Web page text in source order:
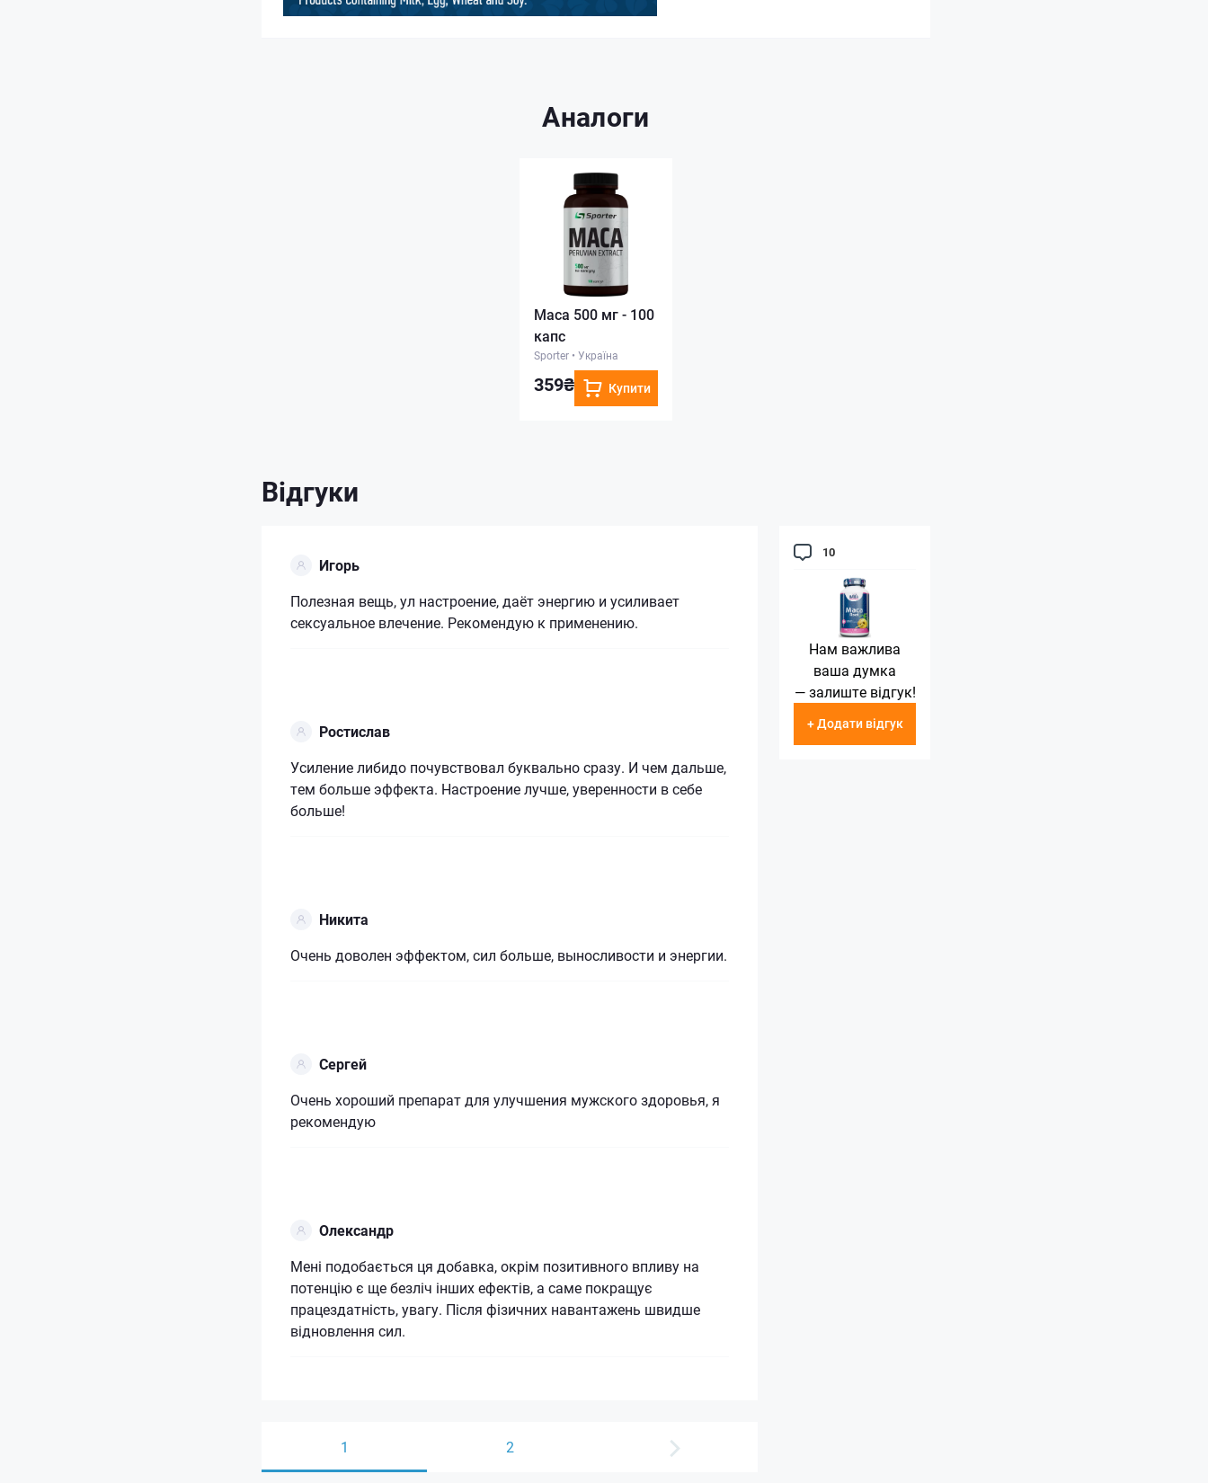
Аналоги
Maca 500 мг - 100
капс
Sporter • Україна
359₴ Купити
Відгуки
10
Нам важлива
ваша думка
— залиште відгук!
+ Додати відгук
Игорь
Полезная вещь, ул настроение, даёт энергию и усиливает
сексуальное влечение. Рекомендую к применению.
Ростислав
Усиление либидо почувствовал буквально сразу. И чем дальше,
тем больше эффекта. Настроение лучше, уверенности в себе
больше!
Никита
Очень доволен эффектом, сил больше, выносливости и энергии.
Сергей
Очень хороший препарат для улучшения мужского здоровья, я
рекомендую
Олександр
Мені подобається ця добавка, окрім позитивного впливу на
потенцію є ще безліч інших ефектів, а саме покращує
працездатність, увагу. Після фізичних навантажень швидше
відновлення сил.
1 2